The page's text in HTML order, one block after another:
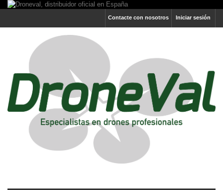
Iniciar sesión
Contacte con nosotros